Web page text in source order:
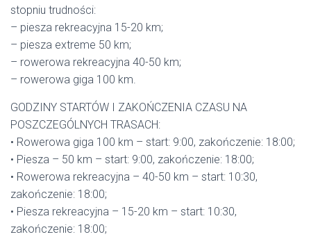
stopniu trudności:
– piesza rekreacyjna 15-20 km;
– piesza extreme 50 km;
– rowerowa rekreacyjna 40-50 km;
– rowerowa giga 100 km.
GODZINY STARTÓW I ZAKOŃCZENIA CZASU NA
POSZCZEGÓLNYCH TRASACH:
• Rowerowa giga 100 km – start: 9:00, zakończenie: 18:00;
• Piesza – 50 km – start: 9:00, zakończenie: 18:00;
• Rowerowa rekreacyjna – 40-50 km – start: 10:30,
zakończenie: 18:00;
• Piesza rekreacyjna – 15-20 km – start: 10:30,
zakończenie: 18:00;